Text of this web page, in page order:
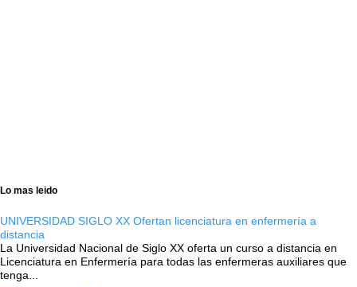
Lo mas leido
UNIVERSIDAD SIGLO XX Ofertan licenciatura en enfermería a
distancia
La Universidad Nacional de Siglo XX oferta un curso a distancia en
Licenciatura en Enfermería para todas las enfermeras auxiliares que
tenga...